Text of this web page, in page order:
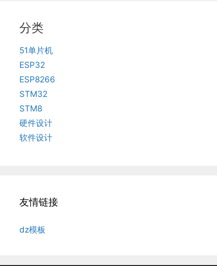
分类
51单片机
ESP32
ESP8266
STM32
STM8
硬件设计
软件设计
友情链接
dz模板